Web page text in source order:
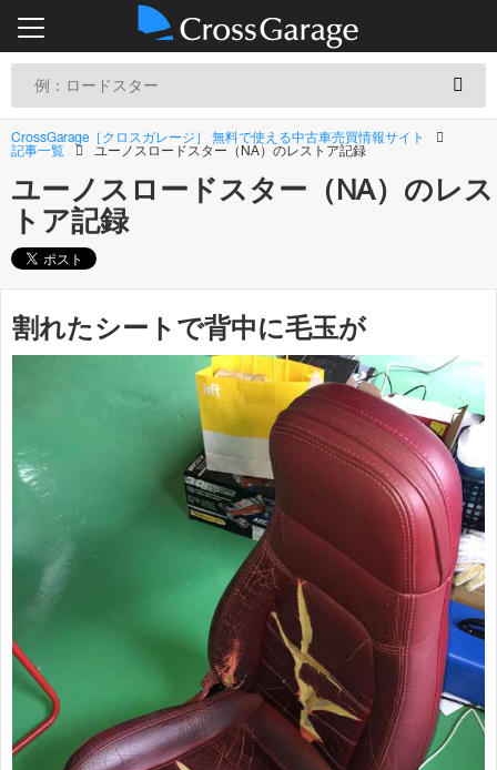
CrossGarage［クロスガレージ］ 無料で使える中古車売買情報サイト
記事一覧
ユーノスロードスター（NA）のレストア記録
ユーノスロードスター（NA）のレス
トア記録
割れたシートで背中に毛玉が